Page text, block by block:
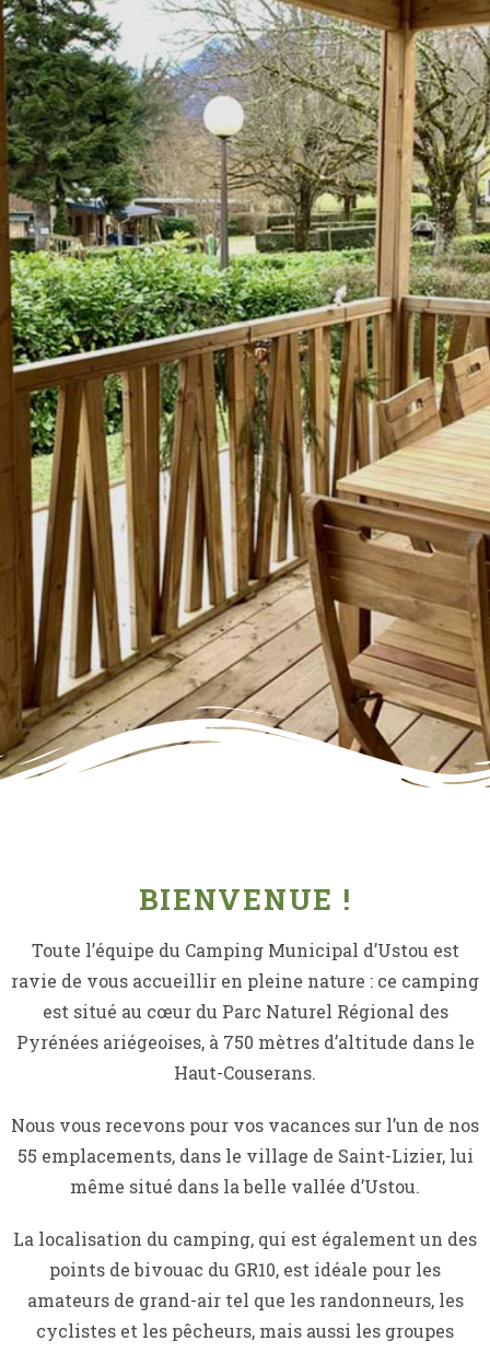
BIENVENUE !
Toute l’équipe du Camping Municipal d’Ustou est
ravie de vous accueillir en pleine nature : ce camping
est situé au cœur du Parc Naturel Régional des
Pyrénées ariégeoises, à 750 mètres d’altitude dans le
Haut-Couserans.
Nous vous recevons pour vos vacances sur l’un de nos
55 emplacements, dans le village de Saint-Lizier, lui
même situé dans la belle vallée d’Ustou.
La localisation du camping, qui est également un des
points de bivouac du GR10, est idéale pour les
amateurs de grand-air tel que les randonneurs, les
cyclistes et les pêcheurs, mais aussi les groupes